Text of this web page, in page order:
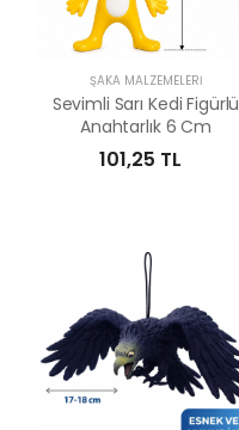
ŞAKA MALZEMELERI
Sevimli Sarı Kedi Figürlü
Anahtarlık 6 Cm
101,25 TL